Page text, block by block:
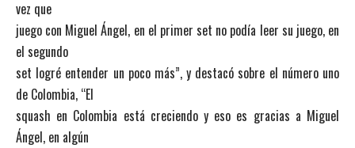
vez que
juego con Miguel Ángel, en el primer set no podía leer su juego, en
el segundo
set logré entender un poco más”, y destacó sobre el número uno
de Colombia, “El
squash en Colombia está creciendo y eso es gracias a Miguel
Ángel, en algún